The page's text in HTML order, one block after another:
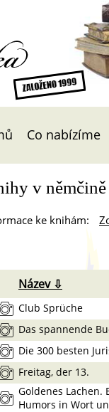
Co nabízíme
v
ke knihám:
Název ⇩
Club Sprüche
Das spannende
Die 300 besten
Freitag, der 13.
Goldenes Lachen.
Humors in Wort